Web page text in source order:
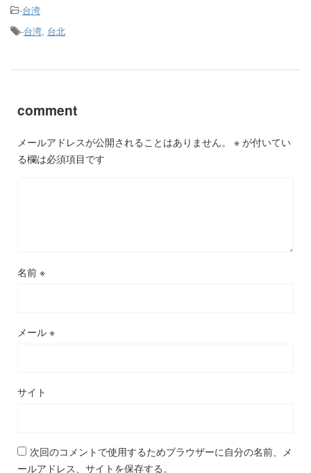
-台湾
-台湾, 台北
comment
メールアドレスが公開されることはありません。 ※ が付いてい
る欄は必須項目です
名前 ※
メール ※
サイト
次回のコメントで使用するためブラウザーに自分の名前、メ
ールアドレス、サイトを保存する。